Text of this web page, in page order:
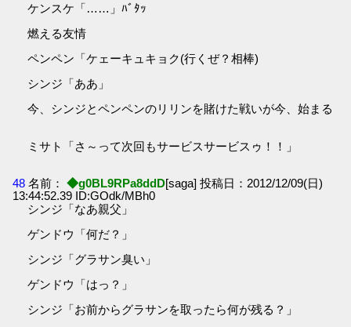
ケンスケ「……」ﾊﾞﾀｯ
燃える友情
ペンペン「ケェーキュキョク(行くぜ？相棒)
シンジ「ああ」
今、シンジとペンペンのリリンを賭けた戦いが今、始まる
ミサト「さ～って次回もサービスサービスゥ！！」
48 名前： ◆g0BL9RPa8ddD[saga] 投稿日：2012/12/09(日)
13:44:52.39 ID:GOdk/MBh0
シンジ「なあ親父」
ゲンドウ「何だ？」
シンジ「グラサン臭い」
ゲンドウ「はっ？」
シンジ「お前からグラサンを取ったら何が残る？」